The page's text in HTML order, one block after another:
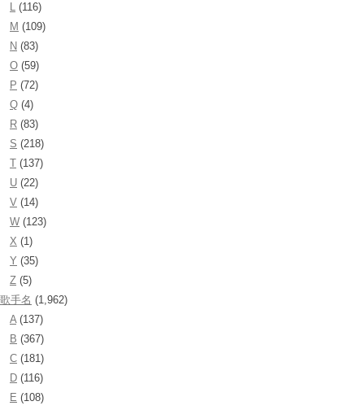
L (116)
M (109)
N (83)
O (59)
P (72)
Q (4)
R (83)
S (218)
T (137)
U (22)
V (14)
W (123)
X (1)
Y (35)
Z (5)
歌手名 (1,962)
A(137)
B (367)
C (181)
D (116)
E (108)